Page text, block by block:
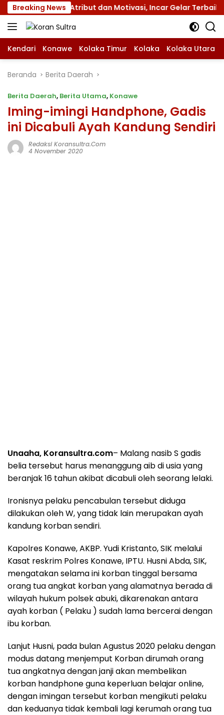
Langsung
ke
konten
Breaking News
XII dengan Atribut dan Motivasi, Incar Gelar Terbaik di
Kendari Konawe Kolaka Timur Kolaka Kolaka Utara
Beranda Berita Daerah
Berita Daerah, Berita Utama, Konawe
Iming-imingi Handphone, Gadis
ini Dicabuli Ayah Kandung Sendiri
Redaksi Koransultra.com
4 November 2020
Unaaha, Koransultra.com– Malang nasib S gadis
belia tersebut harus menanggung aib di usia yang
beranjak 16 tahun akibat dicabuli oleh seorang lelaki.
Ironisnya pelaku pencabulan tersebut diduga
dilakukan oleh W, yang tidak lain merupakan ayah
kandung korban sendiri.
Kapolres Konawe, AKBP. Yudi Kristanto, SIK melalui
Kasat reskrim Polres Konawe, IPTU. Husni Abda, SIK,
mengatakan selama ini korban tinggal bersama
orang tua angkat korban yang alamatnya berada di
wilayah hukum polsek abuki, dikarenakan antara
ayah korban ( Pelaku ) sudah lama bercerai dengan
ibu korban.
Lanjut Husni, pada bulan Agustus 2020 pelaku dengan
modus datang menjemput Korban dirumah orang
tua angkatnya dengan janji akan membelikan
korban handphone guna keperluan belajar online,
dengan imingan tersebut korban mengikuti pelaku
dan keduanya tidak kembali lagi kerumah orang tua